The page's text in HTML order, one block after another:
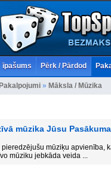
īpašums Pērk / Pārdod
Pakalpojumi » Māksla / Mūzika
mūzika Jūsu
pieredzējušu mūziķu apvienība,
mūziku jebkāda veida ...